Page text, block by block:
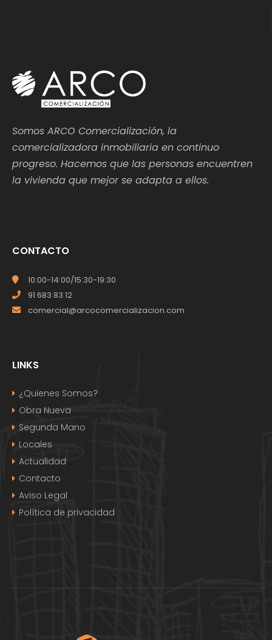
Somos ARCO Comercialización, la
comercializadora inmobiliaria en continuo
progreso. Hacemos que las personas encuentren
la vivienda que mejor se adapta a ellos.
CONTACTO
10:00-14:00/15:30-19:30
91 683 83 12
comercial@arcocomercializacion.com
LINKS
¿Quienes Somos?
Obra Nueva
Segunda Mano
Locales
Actualidad
Contacto
Aviso Legal
Política de privacidad